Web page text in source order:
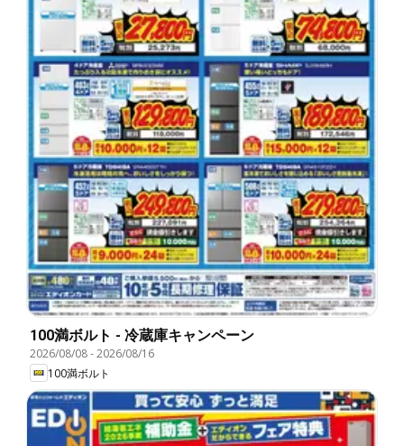
100満ボルト - 冷蔵庫キャンペーン
2026/08/08-2026/08/16
100満ボルト